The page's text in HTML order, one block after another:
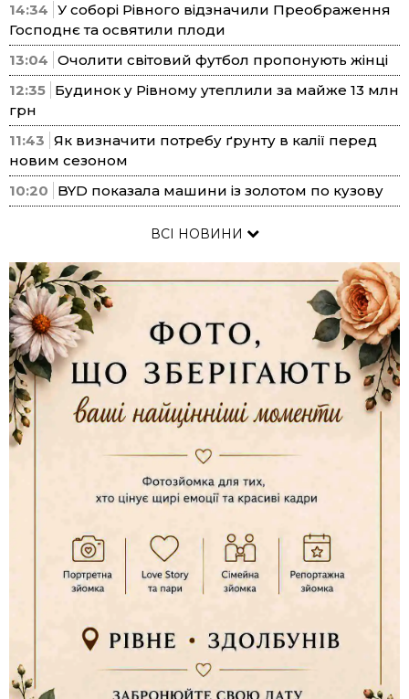
14:34 У соборі Рівного відзначили Преображення
Господнє та освятили плоди
13:04 Очолити світовий футбол пропонують жінці
12:35 Будинок у Рівному утеплили за майже 13 млн
грн
11:43 Як визначити потребу ґрунту в калії перед
новим сезоном
10:20
BYD показала машини із золотом по кузову
ВСІ НОВИНИ